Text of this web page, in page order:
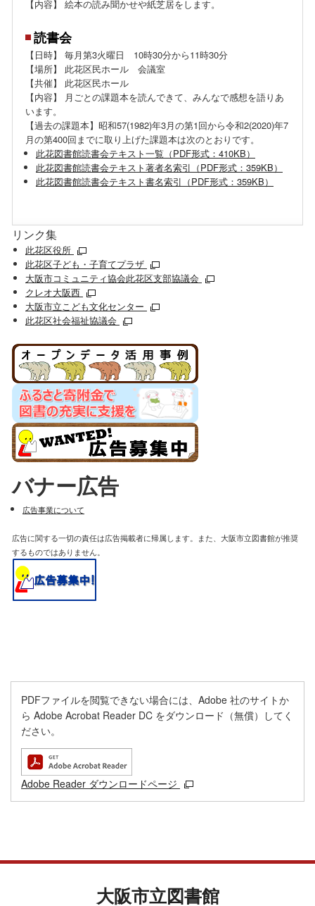
【内容】 絵本の読み聞かせや紙芝居をします。
読書会
【日時】 毎月第3火曜日 10時30分から11時30分
【場所】 此花区民ホール 会議室
【共催】 此花区民ホール
【内容】 月ごとの課題本を読んできて、みんなで感想を語りあ
います。
【過去の課題本】昭和57(1982)年3月の第1回から令和2(2020)年7
月の第400回までに取り上げた課題本は次のとおりです。
此花図書館読書会テキスト一覧（PDF形式：410KB）
此花図書館読書会テキスト著者名索引（PDF形式：359KB）
此花図書館読書会テキスト書名索引（PDF形式：359KB）
リンク集
此花区役所
此花区子ども・子育てプラザ
大阪市コミュニティ協会此花区支部協議会
クレオ大阪西
大阪市立こども文化センター
此花区社会福祉協議会
バナー広告
広告事業について
広告に関する一切の責任は広告掲載者に帰属します。また、大阪市立図書館が推奨
するものではありません。
PDFファイルを閲覧できない場合には、Adobe 社のサイトか
ら Adobe Acrobat Reader DC をダウンロード（無償）してく
ださい。
Adobe Reader ダウンロードページ
大阪市立図書館